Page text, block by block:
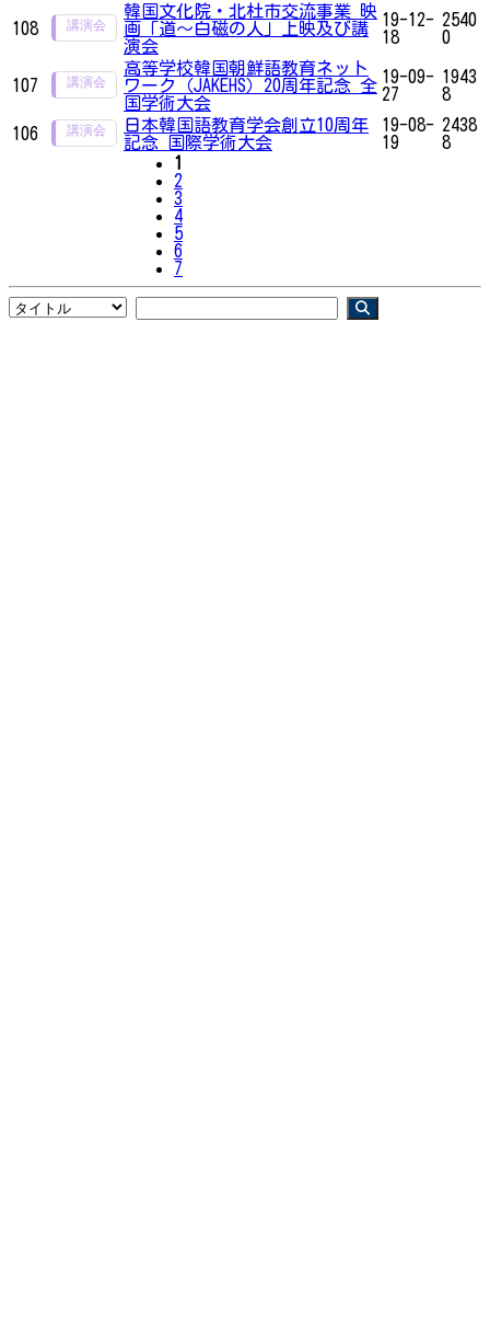
108
韓国文化院・北杜市交流事業 映
画「道～白磁の人」上映及び講
演会
19-12-
18
2540
0
107
高等学校韓国朝鮮語教育ネット
ワーク（JAKEHS）20周年記念 全
国学術大会
19-09-
27
1943
8
106
日本韓国語教育学会創立10周年
記念 国際学術大会
19-08-
19
2438
8
1
2
3
4
5
6
7